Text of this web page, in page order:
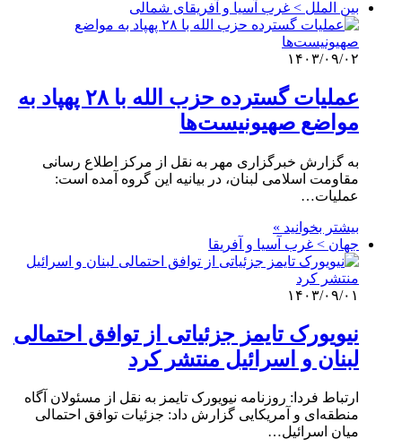
بین الملل > غرب آسیا و آفریقای شمالی
۱۴۰۳/۰۹/۰۲
عملیات گسترده حزب الله با ۲۸ پهپاد به
مواضع صهیونیست‌ها
به گزارش خبرگزاری مهر به نقل از مرکز اطلاع رسانی
مقاومت اسلامی لبنان، در بیانیه این گروه آمده است:
عملیات…
بیشتر بخوانید »
جهان > غرب آسیا و آفریقا
۱۴۰۳/۰۹/۰۱
نیویورک تایمز جزئیاتی از توافق احتمالی
لبنان و اسرائیل منتشر کرد
ارتباط فردا: روزنامه نیویورک تایمز به نقل از مسئولان آگاه
منطقه‌ای و آمریکایی گزارش داد: جزئیات توافق احتمالی
میان اسرائیل…